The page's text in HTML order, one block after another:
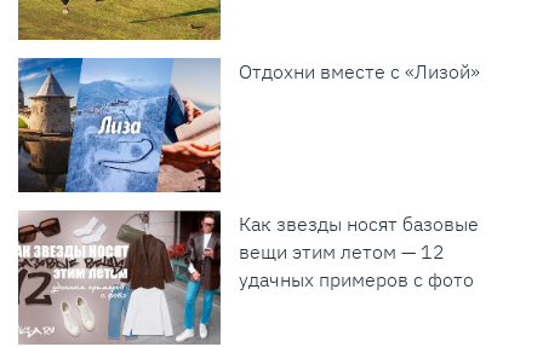
Отдохни вместе с «Лизой»
Как звезды носят базовые
вещи этим летом — 12
удачных примеров с фото